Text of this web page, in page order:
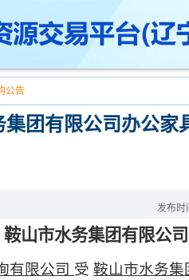
公告
集团有限公司办公
发布时
鞍山市水务集团有限公
有限公司 受 鞍山市水务集